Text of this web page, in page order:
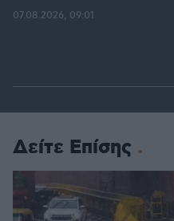
07.08.2026, 09:01
Δείτε Επίσης